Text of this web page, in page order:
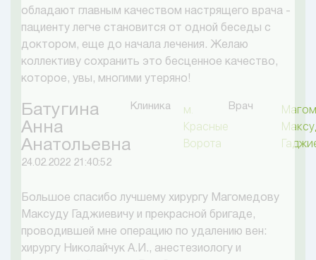
обладают главным качеством настрящего врача -
пациенту легче становится от одной беседы с
доктором, еще до начала лечения. Желаю
коллективу сохранить это бесценное качество,
которое, увы, многими утеряно!
Батугина
Анна
Анатольевна
24.02.2022 21:40:52
Клиника
м.
Красные
Ворота
Врач
Большое спасибо лучшему хирургу Магомедову
Максуду Гаджиевичу и прекрасной бригаде,
проводившей мне операцию по удалению вен:
хирургу Николайчук А.И., анестезиологу и